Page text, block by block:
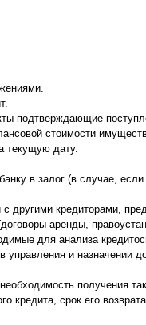
подтверждающие
стоимости
текущую дату.
в залог (в случае,
кредиторами,
аренды,
для анализа
и назначении
получения
кредита, срок его